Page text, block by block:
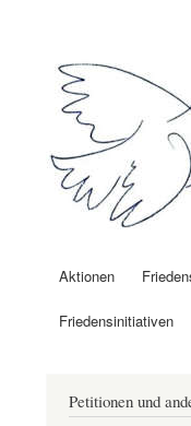
Hauptnavigation
Aktionen
Friedensinitiativen
Petitionen und